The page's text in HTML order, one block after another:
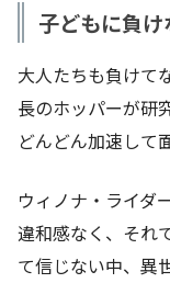
子どもに負
大人たちも負けて
長のホッパーが研
どんどん加速して
ウィノナ・ライダ
違和感なく、それ
て信じない中、異